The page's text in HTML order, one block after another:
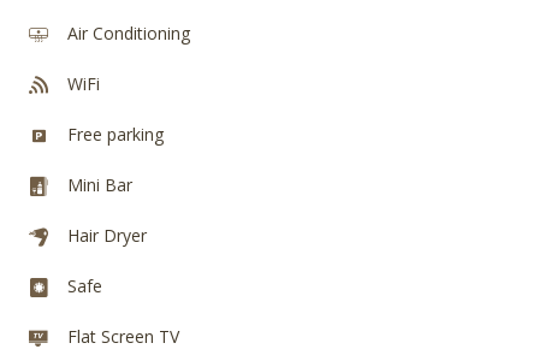
Air Conditioning
WiFi
Free parking
Mini Bar
Hair Dryer
Safe
Flat Screen TV